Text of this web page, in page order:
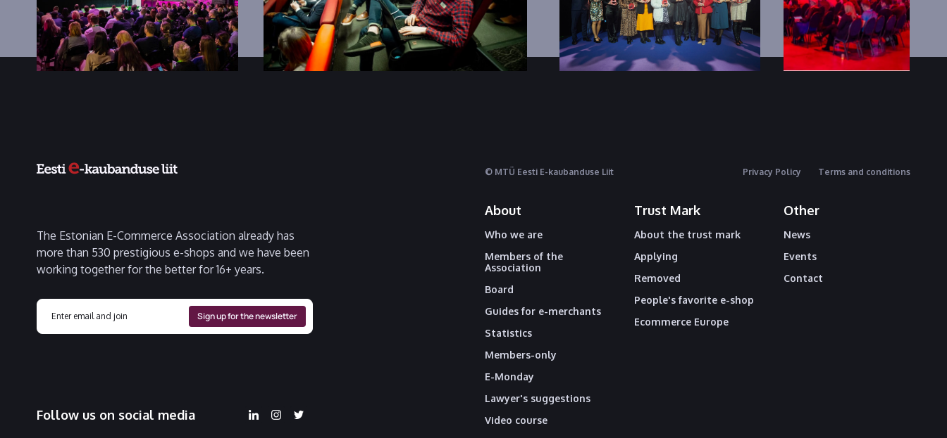
© MTÜ Eesti E-kaubanduse Liit Privacy Policy Terms and conditions
The Estonian E-Commerce Association already has
more than 530 prestigious e-shops and we have been
working together for the better for 16+ years.
About
Who we are
Members of the
Association
Board
Guides for e-merchants
Statistics
Members-only
E-Monday
Lawyer's suggestions
Video course
Trust Mark
About the trust mark
Applying
Removed
People's favorite e-shop
Ecommerce Europe
Other
News
Events
Contact
Follow us on social media